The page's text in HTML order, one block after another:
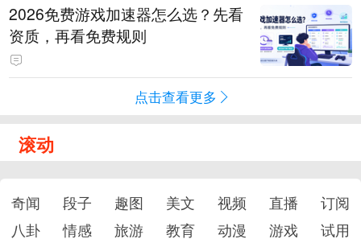
2026免费游戏加速器怎么选？先看
资质，再看免费规则
点击查看更多
滚动
奇闻 段子 趣图 美文 视频 直播
订阅
八卦
情感 旅游 教育 动漫 游戏 试用